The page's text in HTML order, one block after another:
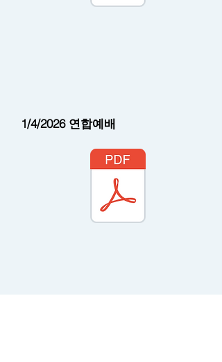
1/4/2026 연합예배